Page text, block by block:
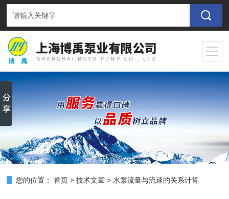
您的位置： 首页 >技术文章 >水泵流量与流速的关系计算